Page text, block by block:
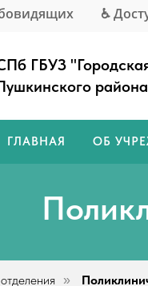
♿
ГБУЗ
района
ГЛАВНАЯ ОБ
»